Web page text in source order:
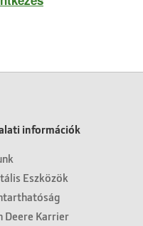
információk
Eszközök
Deere Karrier